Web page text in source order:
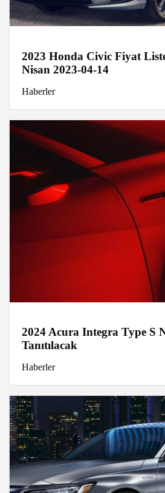
2023 Honda Civic Fiyat
Nisan 2023-04-14
Haberler
2024 Acura Integra Type S
Tanıtılacak
Haberler